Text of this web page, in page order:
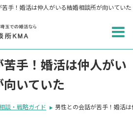
苦手！婚活は仲人がいる結婚相談所が向いていた
手！婚活は仲人がい
いていた
談・戦略ガイド 男性との会話が苦手！婚活